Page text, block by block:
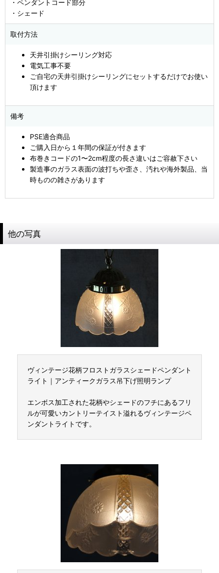
・ペンダントコード部分
・シェード
取付方法
天井引掛けシーリング対応
電気工事不要
ご自宅の天井引掛けシーリングにセットするだけでお使い
頂けます
備考
PSE適合商品
ご購入日から１年間の保証が付きます
布巻きコードの1〜2cm程度の長さ違いはご容赦下さい
製造事のガラス表面の波打ちや歪さ、汚れや海外製品、当
時ものの雑さがあります
他の写真
ヴィンテージ花柄フロストガラスシェードペンダント
ライト｜アンティークガラス吊下げ照明ランプ
エンボス加工された花柄やシェードのフチにあるフリ
ルが可愛いカントリーテイスト溢れるヴィンテージペ
ンダントライトです。